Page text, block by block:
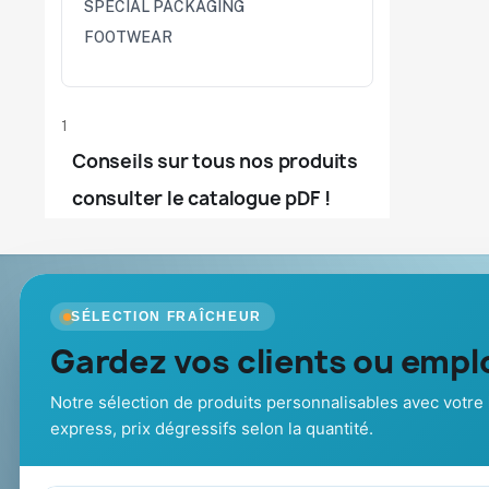
SPECIAL PACKAGING
FOOTWEAR
1
Conseils sur tous nos produits
consulter le catalogue pDF !
SÉLECTION FRAÎCHEUR
Gardez vos clients ou
Notre sélection de produits personnalisables avec
express, prix dégressifs selon la quantité.
Goodies Pub France
Votre partenaire B2B pour les goodies et
cadeaux d’affaires personnalisés :
conseil, marquage et livraison pour
Promotions
Catalogue